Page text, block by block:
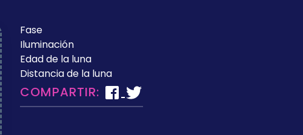
Fase
Iluminación
Edad de la luna
Distancia de la luna
COMPARTIR: